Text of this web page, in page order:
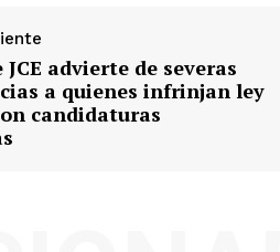
advierte de severas
a quienes infrinjan ley
candidaturas